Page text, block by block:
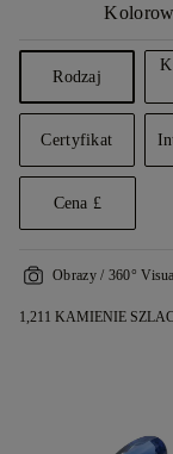
Rodzaj
Certyfikat
Cena £
Obrazy / 360°
1,211 KAMIENIE